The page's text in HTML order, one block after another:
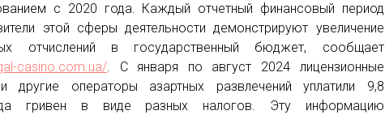
с 2020 года. Каждый отчетный финансовый период
этой сферы деятельности демонстрируют увеличение
отчислений в государственный бюджет, сообщает
casino.com.ua/. С января по август 2024 лицензионные
другие операторы азартных развлечений уплатили 9,8
гривен в виде разных налогов. Эту информацию